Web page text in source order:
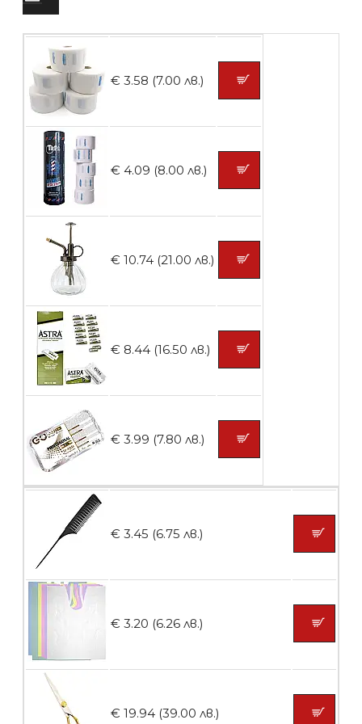
Четка за боядисване
броя
Контейнери за сваляне на гел лак 5
броя
Ваничка за маникюр BMSPA1C
БЕЗПЛАТНО
€ 3.58 (7.00 лв.)
€ 4.09 (8.00 лв.)
€ 10.74 (21.00 лв.)
€ 8.44 (16.50 лв.)
€ 3.99 (7.80 лв.)
€ 3.45 (6.75 лв.)
€ 3.20 (6.26 лв.)
€ 19.94 (39.00 лв.)